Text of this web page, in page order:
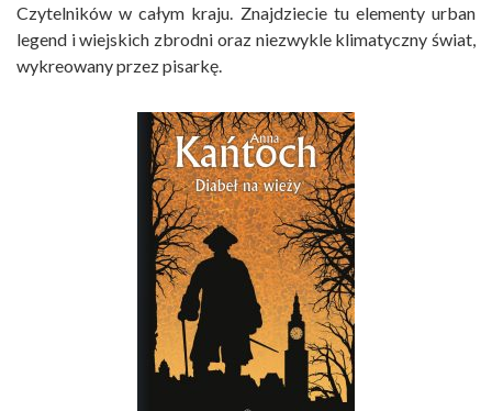
Czytelników w całym kraju. Znajdziecie tu elementy urban
legend i wiejskich zbrodni oraz niezwykle klimatyczny świat,
wykreowany przez pisarkę.